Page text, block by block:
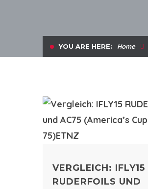
YOU ARE HERE: Home
VERGLEICH: IFLY15
RUDERFOILS UND